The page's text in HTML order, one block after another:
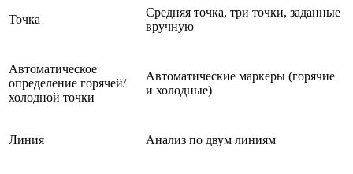
Точка
Средняя точка, три точки, заданные
вручную
Автоматическое
определение горячей/
холодной точки
Автоматические маркеры (горячие
и холодные)
Линия Анализ по двум линиям